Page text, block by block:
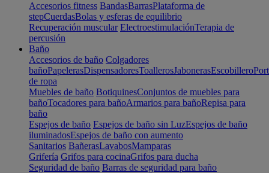
Accesorios fitness BandasBarrasPlataforma de
stepCuerdasBolas y esferas de equilibrio
Recuperación muscular ElectroestimulaciónTerapia de
percusión
Baño
Accesorios de baño Colgadores
bañoPapelerasDispensadoresToallerosJabonerasEscobillero
de ropa
Muebles de baño BotiquinesConjuntos de muebles para
bañoTocadores para bañoArmarios para bañoRepisa para
baño
Espejos de baño Espejos de baño sin LuzEspejos de baño
iluminadosEspejos de baño con aumento
Sanitarios BañerasLavabosMamparas
Grifería Grifos para cocinaGrifos para ducha
Seguridad de baño Barras de seguridad para baño